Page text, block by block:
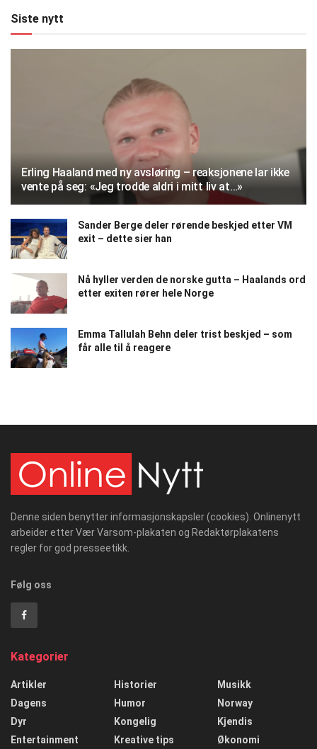
Siste nytt
Erling Haaland med ny avsløring – reaksjonene lar ikke
vente på seg: «Jeg trodde aldri i mitt liv at…»
Sander Berge deler rørende beskjed etter VM
exit – dette sier han
Nå hyller verden de norske gutta – Haalands ord
etter exiten rører hele Norge
Emma Tallulah Behn deler trist beskjed – som
får alle til å reagere
Denne siden benytter informasjonskapsler (cookies). Onlinenytt
arbeider etter Vær Varsom-plakaten og Redaktørplakatens
regler for god presseetikk.
Følg oss
Kategorier
Artikler
Dagens
Dyr
Entertainment
Historier
Humor
Kongelig
Kreative tips
Musikk
Norway
Kjendis
Økonomi